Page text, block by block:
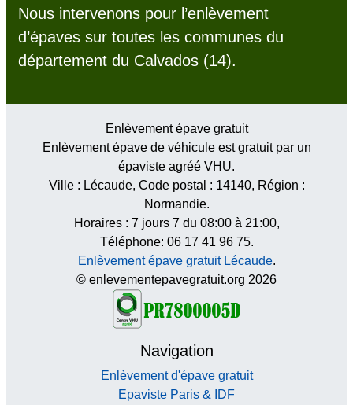
Nous intervenons pour l’enlèvement
d’épaves sur toutes les communes du
département du Calvados (14).
Enlèvement épave gratuit
Enlèvement épave de véhicule est gratuit par un
épaviste agréé VHU.
Ville : Lécaude, Code postal : 14140, Région :
Normandie.
Horaires : 7 jours 7 du 08:00 à 21:00,
Téléphone: 06 17 41 96 75.
Enlèvement épave gratuit Lécaude.
© enlevementepavegratuit.org 2026
Navigation
Enlèvement d'épave gratuit
Epaviste Paris & IDF